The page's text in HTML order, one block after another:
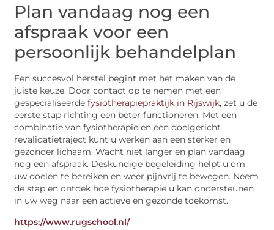
Plan vandaag nog een
afspraak voor een
persoonlijk behandelplan
Een succesvol herstel begint met het maken van de
juiste keuze. Door contact op te nemen met een
gespecialiseerdefysiotherapiepraktijk in Rijswijk, zet u de
eerste stap richting een beter functioneren. Met een
combinatie van fysiotherapie en een doelgericht
revalidatietraject kunt u werken aan een sterker en
gezonder lichaam. Wacht niet langer en plan vandaag
nog een afspraak. Deskundige begeleiding helpt u om
uw doelen te bereiken en weer pijnvrij te bewegen. Neem
de stap en ontdek hoe fysiotherapie u kan ondersteunen
in uw weg naar een actieve en gezonde toekomst.
https://www.rugschool.nl/